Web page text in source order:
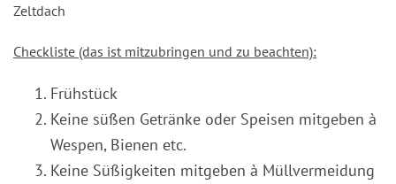
Zeltdach
Checkliste (das ist mitzubringen und zu beachten):
Frühstück
Keine süßen Getränke oder Speisen mitgeben à
Wespen, Bienen etc.
Keine Süßigkeiten mitgeben à Müllvermeidung